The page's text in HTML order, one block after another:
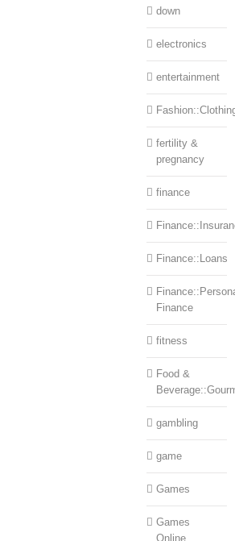
down
electronics
entertainment
fertility &
pregnancy
finance
Finance::Loans
Finance
fitness
Food &
gambling
game
Games
Games
Online